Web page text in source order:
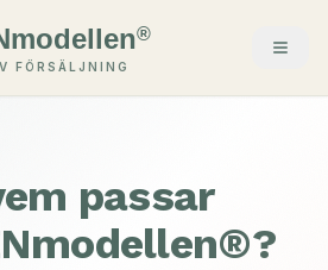
®
FÖRSÄLJNING
passar